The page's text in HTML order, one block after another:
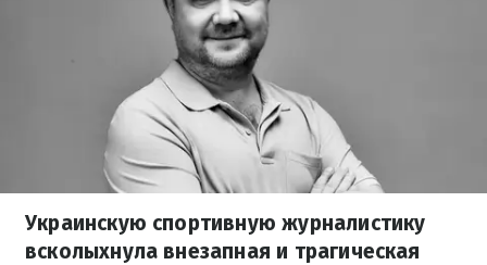
Украинскую спортивную журналистику
всколыхнула внезапная и трагическая